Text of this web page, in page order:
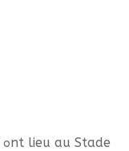
ont lieu au Stade